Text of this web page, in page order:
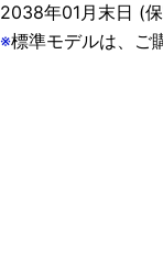
2038年01月末日 (
※標準モデルは、ご